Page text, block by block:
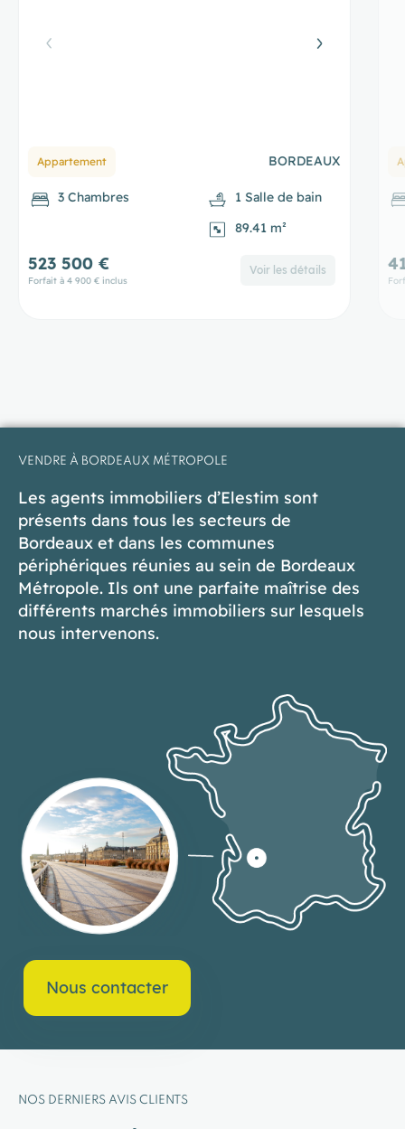
Appartement BORDEAUX
2 Chambres
1 Salle de bain
78.79 m²
413 900 €
Forfait à 4 900 € inclus
Voir les détails
VENDRE À BORDEAUX MÉTROPOLE
Les agents immobiliers d’Elestim sont
présents dans tous les secteurs de
Bordeaux et dans les communes
périphériques réunies au sein de Bordeaux
Métropole. Ils ont une parfaite maîtrise des
différents marchés immobiliers sur lesquels
nous intervenons.
Nous contacter
NOS DERNIERS AVIS CLIENTS